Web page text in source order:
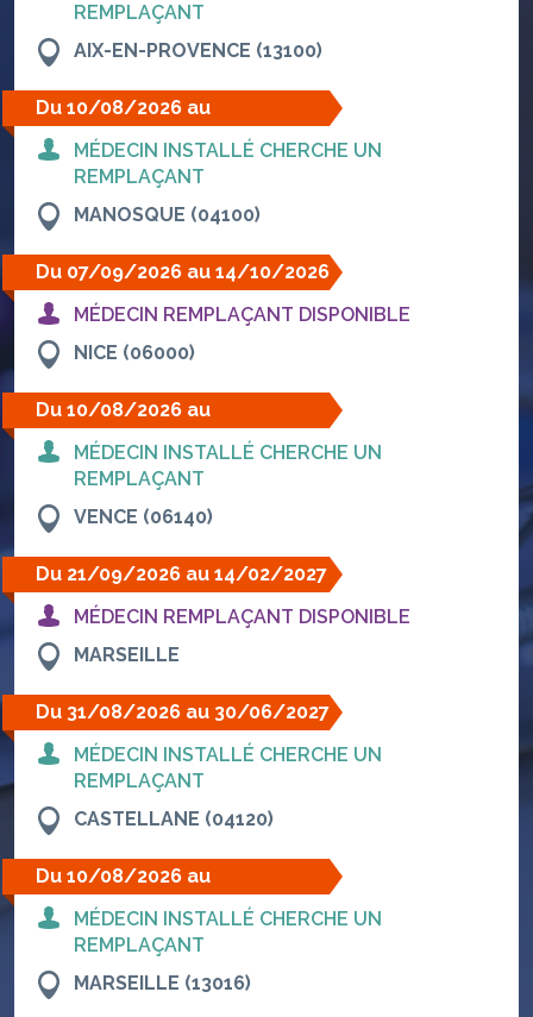
REMPLAÇANT
AIX-EN-PROVENCE (13100)
Du 10/08/2026 au
22/08/2026
MÉDECIN INSTALLÉ CHERCHE UN
REMPLAÇANT
MANOSQUE (04100)
Du 07/09/2026 au 14/10/2026
MÉDECIN REMPLAÇANT DISPONIBLE
NICE (06000)
Du 10/08/2026 au
30/08/2026
MÉDECIN INSTALLÉ CHERCHE UN
REMPLAÇANT
VENCE (06140)
Du 21/09/2026 au 14/02/2027
MÉDECIN REMPLAÇANT DISPONIBLE
MARSEILLE
Du 31/08/2026 au 30/06/2027
MÉDECIN INSTALLÉ CHERCHE UN
REMPLAÇANT
CASTELLANE (04120)
Du 10/08/2026 au
14/08/2026
MÉDECIN INSTALLÉ CHERCHE UN
REMPLAÇANT
MARSEILLE (13016)